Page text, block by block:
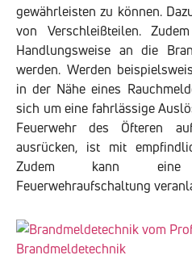
gewährleisten zu können.
von Verschleißteilen.
Handlungsweise an die
werden. Werden
in der Nähe eines
sich um eine fahrlässige
Feuerwehr des Öfteren
ausrücken, ist mit
Zudem kann eine
Feuerwehraufschaltung